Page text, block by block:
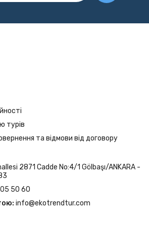
турів
та відмови від договору
2871 Cadde No:4/1 Gölbaşı/ANKARA -
50 60
info@ekotrendtur.com